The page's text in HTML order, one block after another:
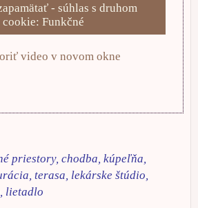
- súhlas s druhom
cookie: Funkčné
video v novom okne
priestory, chodba, kúpeľňa,
terasa, lekárske štúdio,
lietadlo